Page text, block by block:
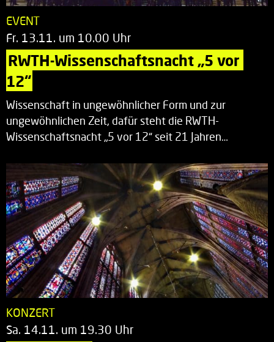
EVENT
Fr. 13.11. um 10.00 Uhr
RWTH-Wissenschaftsnacht „5 vor
12“
Wissenschaft in ungewöhnlicher Form und zur
ungewöhnlichen Zeit, dafür steht die RWTH-
Wissenschaftsnacht „5 vor 12“ seit 21 Jahren…
KONZERT
Sa. 14.11. um 19.30 Uhr